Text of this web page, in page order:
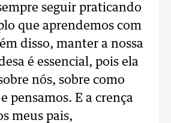
seguir praticando
que aprendemos com
disso, manter a nossa
é essencial, pois ela
nós, sobre como
pensamos. E a crença
meus pais,